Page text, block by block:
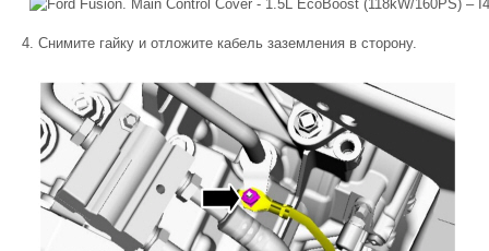
Снимите гайку и отложите кабель заземления в сторону.